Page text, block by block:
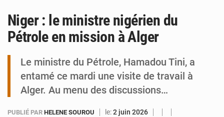
Tibiri : le dialogue, nouveau terrain de jeu pour la paix
Niger : le ministre nigérien du
Pétrole en mission à Alger
Le ministre du Pétrole, Hamadou Tini, a
entamé ce mardi une visite de travail à
Alger. Au menu des discussions…
PUBLIÉ PAR HELENE SOUROU le:2 juin 2026